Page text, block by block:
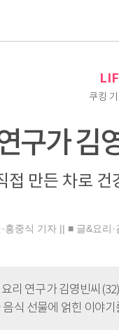
쿠킹
구가 김
접 만든 차로
홍중식 기자 || ■ 글&요리·
리 연구가 김영빈씨
식 선물에 얽힌 이야